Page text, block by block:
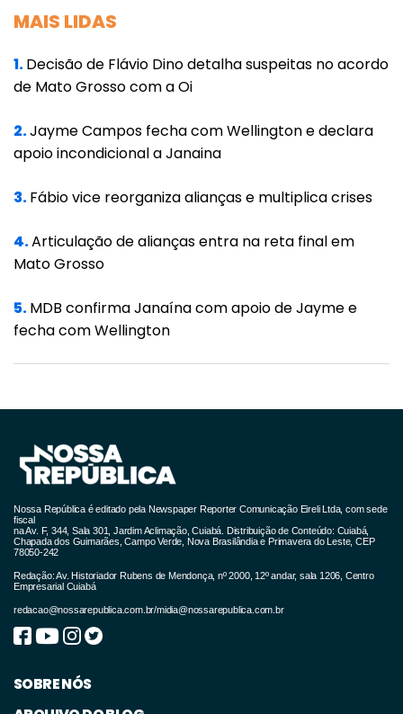
queda no movimento das pousadas e
Ele expressou confiança no corpo técnico, no
Senado e da Assembleia para encontrar uma
solução rápida e eficaz.
"Estamos aqui para somar a todos e dar uma
solução rápida sem o viaduto", concluiu o
prefeito, reforçando o compromisso de
desafios enfrentados pela comunidade local.
MAIS LIDAS
1.Decisão de Flávio Dino detalha suspeitas no acordo
de Mato Grosso com a Oi
2.Jayme Campos fecha com Wellington e declara
apoio incondicional a Janaina
3.Fábio vice reorganiza alianças e multiplica crises
4.Articulação de alianças entra na reta final em
Mato Grosso
5.MDB confirma Janaína com apoio de Jayme e
fecha com Wellington
Nossa República é editado pela Newspaper Reporter Comunicação Eireli Ltda, com sede
fiscal
na Av. F, 344, Sala 301, Jardim Aclimação, Cuiabá. Distribuição de Conteúdo: Cuiabá,
Chapada dos Guimarães, Campo Verde, Nova Brasilândia e Primavera do Leste, CEP
78050-242
Redação: Av. Historiador Rubens de Mendonça, nº 2000, 12º andar, sala 1206, Centro
Empresarial Cuiabá
redacao@nossarepublica.com.br/midia@nossarepublica.com.br
SOBRE NÓS